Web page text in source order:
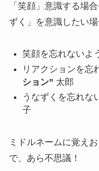
「笑顔」意識する場
ずく」を意識したい
笑顔を忘れないよ
リアクションを忘
ション” 太郎
うなずくを忘れな
子
ミドルネームに覚え
で、あら不思議！